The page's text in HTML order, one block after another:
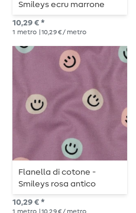
Smileys ecru marrone
10,29 € *
1 metro | 10,29 € / metro
Flanella di cotone -
Smileys rosa antico
10,29 € *